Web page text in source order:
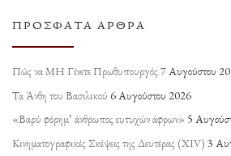
ΠΡΌΣΦΑΤΑ ΆΡΘΡΑ
Πώς να ΜΗ Γίνετε Πρωθυπουργός 7 Αυγούστου
Τα Άνθη του Βασιλικού 6 Αυγούστου 2026
«Βαρύ φόρημ’ άνθρωπος ευτυχών άφρων» 5
Κινηματογραφικές Σκέψεις της Δευτέρας (ΧΙV) 3